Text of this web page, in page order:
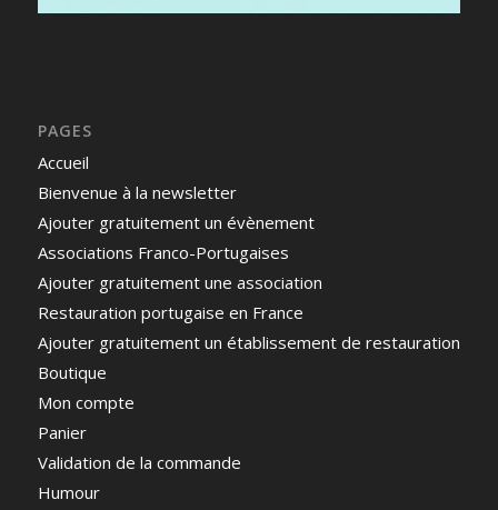
PAGES
Accueil
Bienvenue à la newsletter
Ajouter gratuitement un évènement
Associations Franco-Portugaises
Ajouter gratuitement une association
Restauration portugaise en France
Ajouter gratuitement un établissement de restauration
Boutique
Mon compte
Panier
Validation de la commande
Humour